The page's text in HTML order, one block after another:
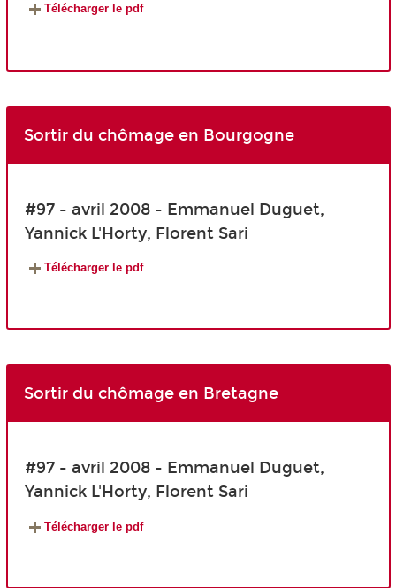
Télécharger le pdf
Sortir du chômage en Bourgogne
#97 - avril 2008 - Emmanuel Duguet,
Yannick L'Horty, Florent Sari
Télécharger le pdf
Sortir du chômage en Bretagne
#97 - avril 2008 - Emmanuel Duguet,
Yannick L'Horty, Florent Sari
Télécharger le pdf